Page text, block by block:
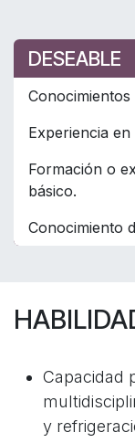
DESEABLE
Experiencia
Formación o
básico.
Conocimiento
Capacidad
y